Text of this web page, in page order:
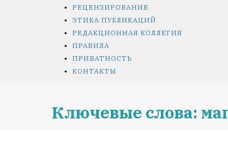
РЕЦЕНЗИРОВАНИЕ
ЭТИКА ПУБЛИКАЦИЙ
РЕДАКЦИОННАЯ КОЛЛЕГИЯ
ПРАВИЛА
ПРИВАТНОСТЬ
КОНТАКТЫ
Ключевые слова: